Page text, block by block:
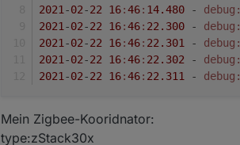
2021 -02-22 16:46: 14.480 - debug:
2021 -02-22 16:46: 22.300 - debug:
2021 -02-22 16:46: 22.301 - debug:
2021 -02-22 16:46: 22.302 - debug:
2021 -02-22 16:46: 22.311 - debug:
Mein Zigbee-Kooridnator:
type:zStack30x